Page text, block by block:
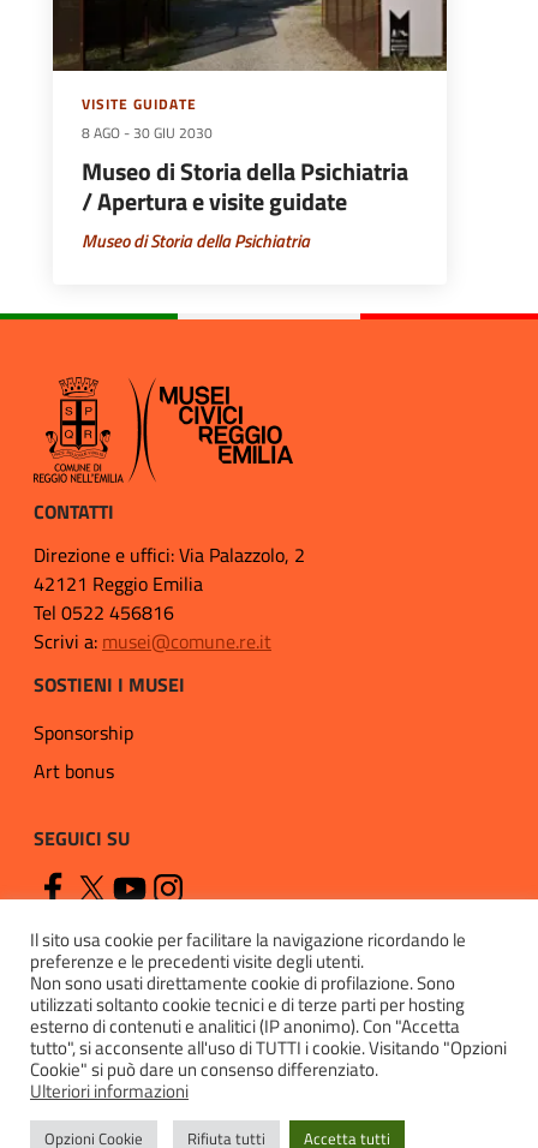
VISITE GUIDATE
8 AGO -30 GIU 2030
Museo di Storia della Psichiatria
/ Apertura e visite guidate
Museo di Storia della Psichiatria
CONTATTI
Direzione e uffici: Via Palazzolo, 2
42121 Reggio Emilia
Tel 0522 456816
Scrivi a: musei@comune.re.it
SOSTIENI I MUSEI
Sponsorship
Art bonus
SEGUICI SU
Privacy
Cookie policy
Il sito usa cookie per facilitare la navigazione ricordando le
preferenze e le precedenti visite degli utenti.
Non sono usati direttamente cookie di profilazione. Sono
utilizzati soltanto cookie tecnici e di terze parti per hosting
esterno di contenuti e analitici (IP anonimo). Con "Accetta
tutto", si acconsente all'uso di TUTTI i cookie. Visitando "Opzioni
Cookie" si può dare un consenso differenziato.
Ulteriori informazioni
Opzioni Cookie Rifiuta tutti Accetta tutti